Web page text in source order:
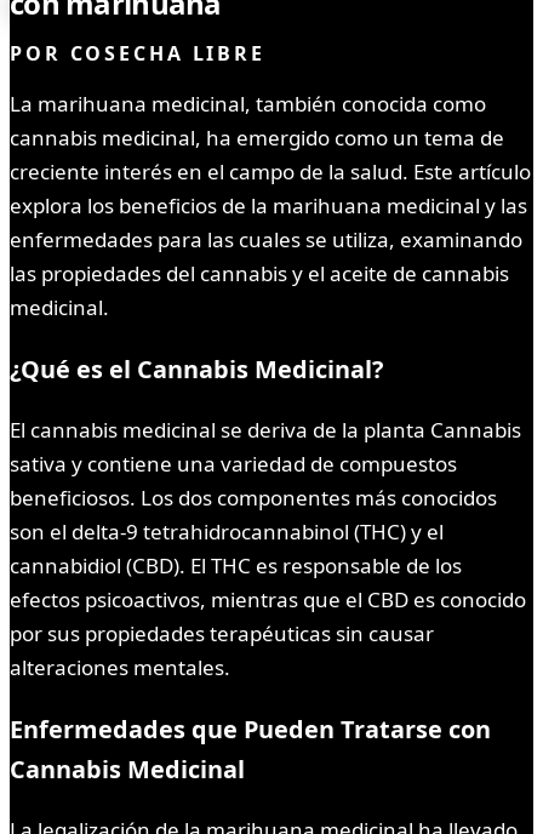
POR COSECHA LIBRE
La marihuana medicinal, también conocida como
cannabis medicinal, ha emergido como un tema de
creciente interés en el campo de la salud. Este artículo
explora los beneficios de la marihuana medicinal y las
enfermedades para las cuales se utiliza, examinando
las propiedades del cannabis y el aceite de cannabis
medicinal.
¿Qué es el Cannabis Medicinal?
El cannabis medicinal se deriva de la planta Cannabis
sativa y contiene una variedad de compuestos
beneficiosos. Los dos componentes más conocidos
son el delta-9 tetrahidrocannabinol (THC) y el
cannabidiol (CBD). El THC es responsable de los
efectos psicoactivos, mientras que el CBD es conocido
por sus propiedades terapéuticas sin causar
alteraciones mentales.
Enfermedades que Pueden Tratarse con
Cannabis Medicinal